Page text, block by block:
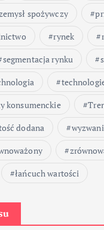
spożywczy
rynek
segmentacja rynku
konsumenckie
dodana
łańcuch wartości